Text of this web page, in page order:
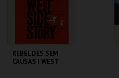
COMPRAR
REBELDES SEM
CAUSAS | WEST